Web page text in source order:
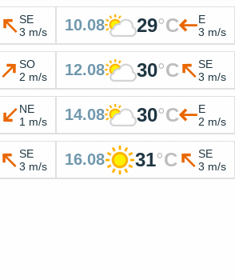
SE
3 m/s
10.08 29°C
E
3 m/s
SO
2 m/s
12.08 30°C
SE
3 m/s
NE
1 m/s
14.08 30°C
E
2 m/s
SE
3 m/s
16.08 31°C
SE
3 m/s